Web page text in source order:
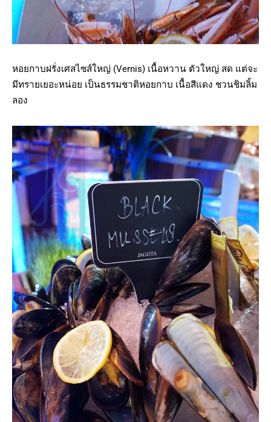
หอยกาบฝรั่งเศสไซส์ใหญ่ (Vernis) เนื้อหวาน ตัวใหญ่ สด แต่จะ
มีทรายเยอะหน่อย เป็นธรรมชาติหอยกาบ เนื้อสีแดง ชวนชิมลิ้ม
ลอง